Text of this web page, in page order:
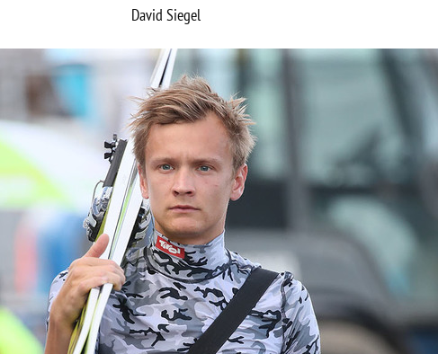
David Siegel